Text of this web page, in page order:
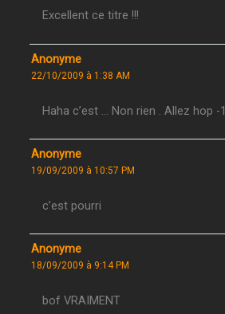
Excellent ce titre !!!
Anonyme
22/10/2009 à 1:38 AM
Haha c’est … Non rien . Allez hop -1
Anonyme
19/09/2009 à 10:57 PM
c’est pourri
Anonyme
18/09/2009 à 9:14 PM
bof VRAIMENT